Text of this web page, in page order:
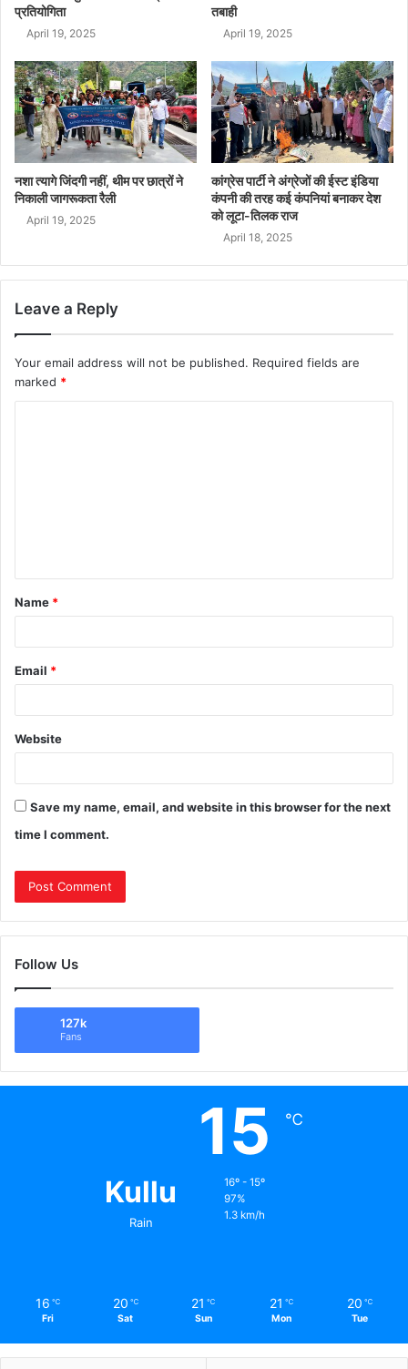
प्रतियोगिता
April 19, 2025
तबाही
April 19, 2025
नशा त्यागे जिंदगी नहीं, थीम पर छात्रों ने
निकाली जागरूकता रैली
April 19, 2025
कांग्रेस पार्टी ने अंग्रेजों की ईस्ट इंडिया
कंपनी की तरह कई कंपनियां बनाकर देश
को लूटा-तिलक राज
April 18, 2025
Leave a Reply
Your email address will not be published. Required fields are
marked *
Name *
Email *
Website
Save my name, email, and website in this browser for the next
time I comment.
Follow Us
127k
Fans
Kullu
Rain
15 ℃
16º - 15º
97%
1.3 km/h
16 ℃
Fri
20 ℃
Sat
21 ℃
Sun
21 ℃
Mon
20 ℃
Tue